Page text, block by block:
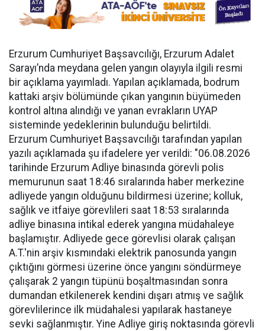
Erzurum Cumhuriyet Başsavcılığı, Erzurum Adalet
Sarayı’nda meydana gelen yangın olayıyla ilgili resmi
bir açıklama yayımladı. Yapılan açıklamada, bodrum
kattaki arşiv bölümünde çıkan yangının büyümeden
kontrol altına alındığı ve yanan evrakların UYAP
sisteminde yedeklerinin bulunduğu belirtildi.
Erzurum Cumhuriyet Başsavcılığı tarafından yapılan
yazılı açıklamada şu ifadelere yer verildi: "06.08.2026
tarihinde Erzurum Adliye binasında görevli polis
memurunun saat 18:46 sıralarında haber merkezine
adliyede yangın olduğunu bildirmesi üzerine; kolluk,
sağlık ve itfaiye görevlileri saat 18:53 sıralarında
adliye binasına intikal ederek yangına müdahaleye
başlamıştır. Adliyede gece görevlisi olarak çalışan
A.T.'nin arşiv kısmındaki elektrik panosunda yangın
çıktığını görmesi üzerine önce yangını söndürmeye
çalışarak 2 yangın tüpünü boşaltmasından sonra
dumandan etkilenerek kendini dışarı atmış ve sağlık
görevlilerince ilk müdahalesi yapılarak hastaneye
sevki sağlanmıştır. Yine Adliye giriş noktasında görevli